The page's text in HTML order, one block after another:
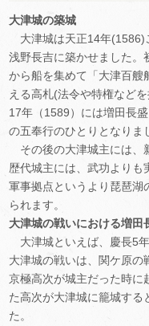
大津城の築城
大津城は天正14年(1586)
浅野長吉に築かせました。
から船を集めて「大津百艘
える高札(法令や特権など
17年（1589）には増田長
の五奉行のひとりとなりま
その後の大津城主には、
歴代城主には、武功よりも
軍事拠点というより琵琶湖
られます。
大津城の戦いにおける増田
大津城といえば、慶長5
大津城の戦いは、関ケ原の
京極高次が城主だった時に
た高次が大津城に籠城する
た。